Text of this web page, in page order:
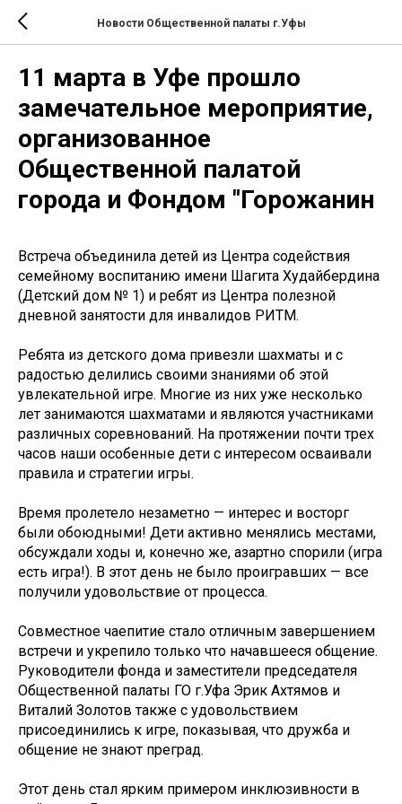
Новости Общественной палаты г.Уфы
11 марта в Уфе прошло
замечательное мероприятие,
организованное
Общественной палатой
города и Фондом "Горожанин
Встреча объединила детей из Центра содействия
семейному воспитанию имени Шагита Худайбердина
(Детский дом № 1) и ребят из Центра полезной
дневной занятости для инвалидов РИТМ.
Ребята из детского дома привезли шахматы и с
радостью делились своими знаниями об этой
увлекательной игре. Многие из них уже несколько
лет занимаются шахматами и являются участниками
различных соревнований. На протяжении почти трех
часов наши особенные дети с интересом осваивали
правила и стратегии игры.
Время пролетело незаметно — интерес и восторг
были обоюдными! Дети активно менялись местами,
обсуждали ходы и, конечно же, азартно спорили (игра
есть игра!). В этот день не было проигравших — все
получили удовольствие от процесса.
Совместное чаепитие стало отличным завершением
встречи и укрепило только что начавшееся общение.
Руководители фонда и заместители председателя
Общественной палаты ГО г.Уфа Эрик Ахтямов и
Виталий Золотов также с удовольствием
присоединились к игре, показывая, что дружба и
общение не знают преград.
Этот день стал ярким примером инклюзивности в